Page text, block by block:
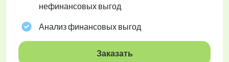
нефинансовых выгод
Анализ финансовых выгод
Заказать